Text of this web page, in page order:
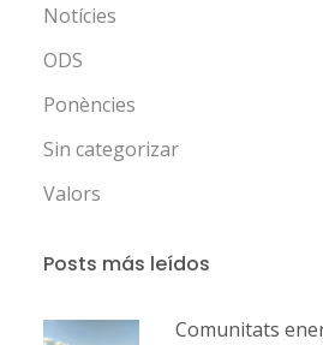
Notícies
ODS
Ponències
Sin categorizar
Valors
Posts más leídos
Comunitats